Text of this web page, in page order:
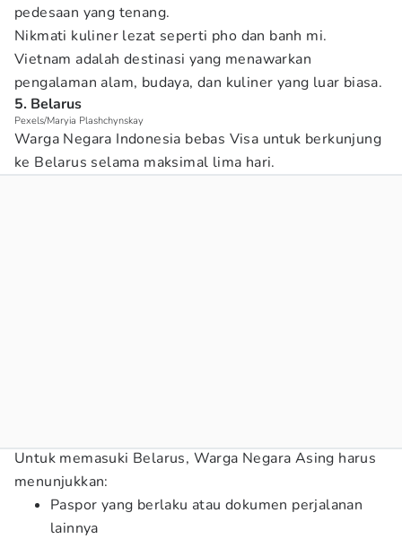
pedesaan yang tenang.
Nikmati kuliner lezat seperti pho dan banh mi.
Vietnam adalah destinasi yang menawarkan
pengalaman alam, budaya, dan kuliner yang luar biasa.
5. Belarus
Pexels/Maryia Plashchynskay
Warga Negara Indonesia bebas Visa untuk berkunjung
ke Belarus selama maksimal lima hari.
Untuk memasuki Belarus, Warga Negara Asing harus
menunjukkan:
Paspor yang berlaku atau dokumen perjalanan
lainnya